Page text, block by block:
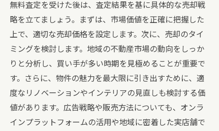
無料査定を受けた後は、査定結果を基に具体的な売却戦
略を立てましょう。まずは、市場価値を正確に把握した
上で、適切な売却価格を設定します。次に、売却のタイ
ミングを検討します。地域の不動産市場の動向をしっか
りと分析し、買い手が多い時期を見極めることが重要で
す。さらに、物件の魅力を最大限に引き出すために、適
度なリノベーションやインテリアの見直しも検討する価
値があります。広告戦略や販売方法についても、オンラ
インプラットフォームの活用や地域に密着した実店舗で